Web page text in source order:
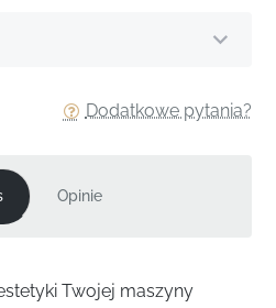
Dodatkowe pytania?
Opinie
Twojej maszyny